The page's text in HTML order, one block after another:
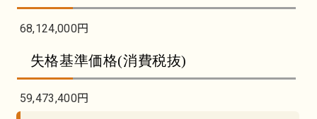
68,124,000円
失格基準価格(消費税抜)
59,473,400円